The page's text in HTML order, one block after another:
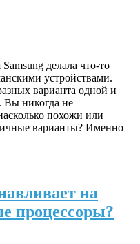
делала что-то
устройствами.
варианта одной и
Вы никогда не
похожи или
варианты? Именно
на
процессоры?